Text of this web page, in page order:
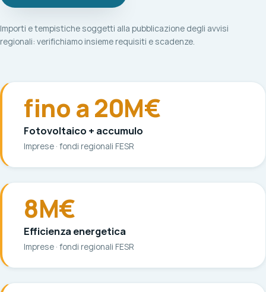
Importi e tempistiche soggetti alla pubblicazione degli avvisi
regionali: verifichiamo insieme requisiti e scadenze.
fino a 20M€
Fotovoltaico + accumulo
Imprese · fondi regionali FESR
8M€
Efficienza energetica
Imprese · fondi regionali FESR